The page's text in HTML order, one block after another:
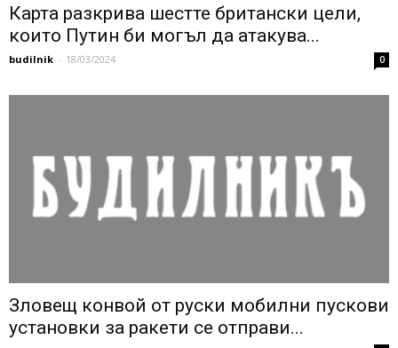
Карта разкрива шестте британски цели,
които Путин би могъл да атакува...
budilnik - 18/03/2024 0
Зловещ конвой от руски мобилни пускови
установки за ракети се отправи...